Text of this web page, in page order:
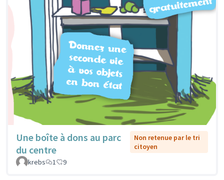
Une boîte à dons au parc
du centre
Non retenue par le tri
citoyen
krebs
1 9